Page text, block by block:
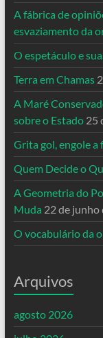
A fábrica de
esvaziamento da
O espetáculo e
Terra em Chamas
A Maré
sobre o Estado 25
Grita gol, engole a
Quem Decide o
A Geometria do
Muda 22 de junho
O vocabulário da
Arquivos
agosto 2026